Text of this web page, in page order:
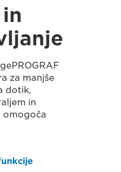
za manjše
dotik,
in
omogoča